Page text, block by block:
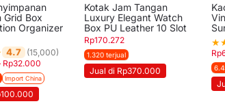
Grid Box
Organizer
4.7
(15,000)
Rp32.000
Import China
Kotak Jam Tangan
Luxury Elegant Watch
Box PU Leather 10 Slot
Rp170.272
1.320 terjual
Jual di Rp370.000
★
Rp